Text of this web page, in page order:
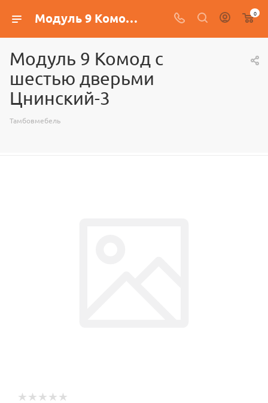
Модуль 9 Комод с шестью дверьми Цнинский-3 0
Модуль 9 Комод с
шестью дверьми
Цнинский-3
Тамбовмебель